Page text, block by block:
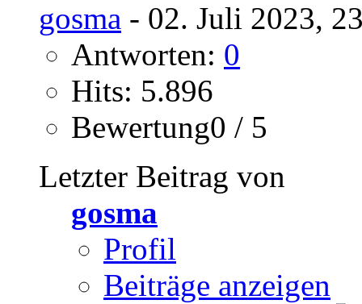
gosma - 02. Juli 2023,
Antworten: 0
Hits: 5.896
Bewertung0 / 5
Letzter Beitrag von
gosma
Profil
Beiträge anzeigen